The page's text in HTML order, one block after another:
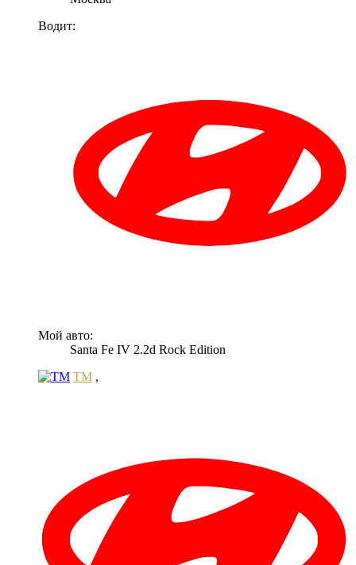
Водит:
Мой авто:
Santa Fe IV 2.2d Rock Edition
TM ,